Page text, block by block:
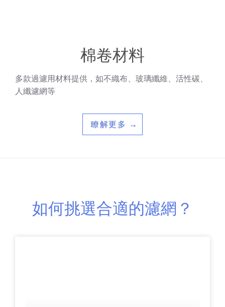
棉卷材料
多款過濾用材料提供，如不織布、玻璃纖維、活性碳、
人纖濾網等
瞭解更多 →
如何挑選合適的濾網？